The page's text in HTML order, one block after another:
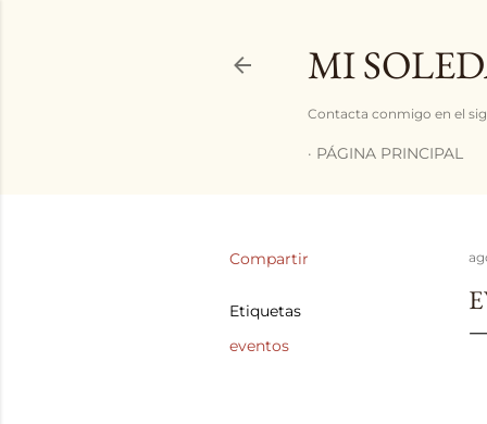
MI
Contacta conmigo en el
PÁGINA PRINCIPAL
Compartir
Etiquetas
eventos